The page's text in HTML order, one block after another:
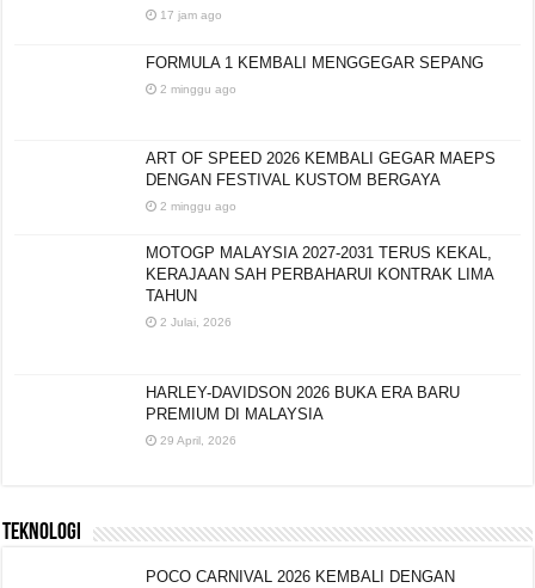
17 jam ago
FORMULA 1 KEMBALI MENGGEGAR SEPANG
2 minggu ago
ART OF SPEED 2026 KEMBALI GEGAR MAEPS
DENGAN FESTIVAL KUSTOM BERGAYA
2 minggu ago
MOTOGP MALAYSIA 2027-2031 TERUS KEKAL,
KERAJAAN SAH PERBAHARUI KONTRAK LIMA
TAHUN
2 Julai, 2026
HARLEY-DAVIDSON 2026 BUKA ERA BARU
PREMIUM DI MALAYSIA
29 April, 2026
TEKNOLOGI
POCO CARNIVAL 2026 KEMBALI DENGAN